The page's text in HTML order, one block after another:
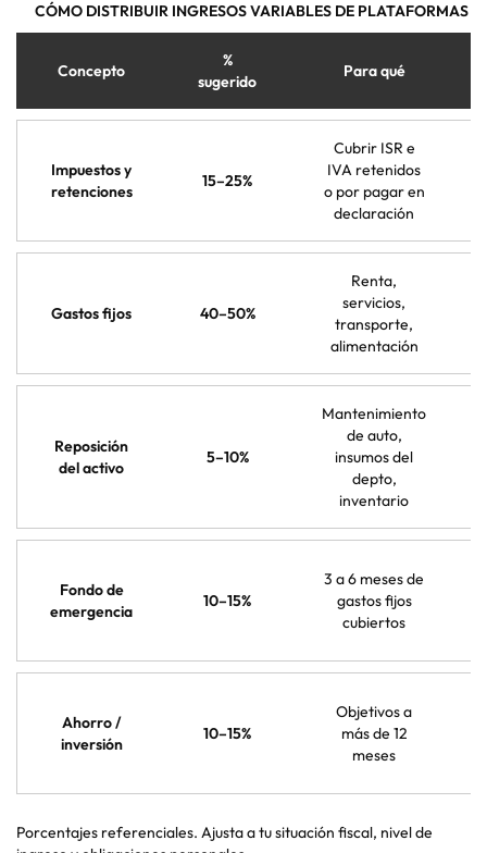
CÓMO DISTRIBUIR INGRESOS VARIABLES DE PLATAFORMAS
Concepto
%
sugerido
Para qué
Impuestos y
retenciones
15–25%
Cubrir ISR e
IVA retenidos
o por pagar en
declaración
Gastos fijos 40–50%
Renta,
servicios,
transporte,
alimentación
Reposición
del activo
5–10%
Mantenimiento
de auto,
insumos del
depto,
inventario
Fondo de
emergencia
10–15%
3 a 6 meses de
gastos fijos
cubiertos
Ahorro /
inversión
10–15%
Objetivos a
más de 12
meses
Porcentajes referenciales. Ajusta a tu situación fiscal, nivel de